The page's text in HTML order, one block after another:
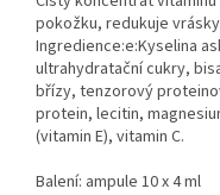
pokožku, redukuje
Ingredience:e:Kyselina
ultrahydratační cukry,
břízy, tenzorový
protein, lecitin,
(vitamin E), vitamin C.
Balení: ampule 10 x 4 ml